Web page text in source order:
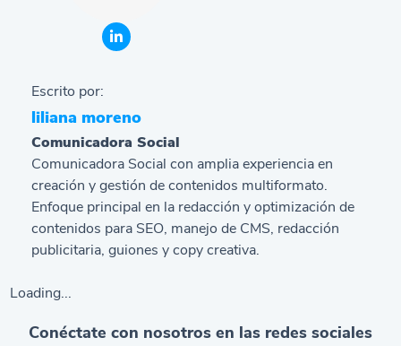
Escrito por:
liliana moreno
Comunicadora Social
Comunicadora Social con amplia experiencia en
creación y gestión de contenidos multiformato.
Enfoque principal en la redacción y optimización de
contenidos para SEO, manejo de CMS, redacción
publicitaria, guiones y copy creativa.
Loading...
Conéctate con nosotros en las redes sociales